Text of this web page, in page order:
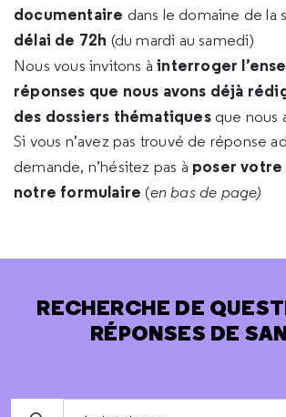
documentaire dans le domaine de la
délai de 72h (du mardi au samedi)
Nous vous invitons àinterroger
réponses que nous avons déjà
des dossiers thématiques que nous
Si vous n’avez pas trouvé de réponse
demande, n’hésitez pas à poser
notre formulaire (en bas de page)
RECHERCHE DE
RÉPONSES DE